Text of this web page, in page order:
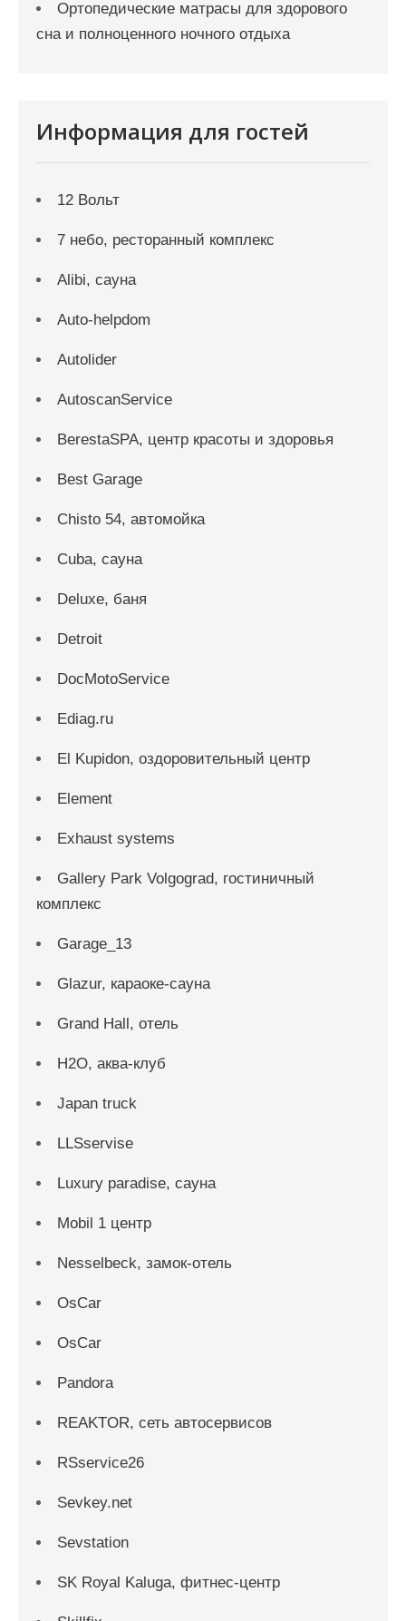
Ортопедические матрасы для здорового
сна и полноценного ночного отдыха
Информация для гостей
12 Вольт
7 небо, ресторанный комплекс
Alibi, сауна
Auto-helpdom
Autolider
AutoscanService
BerestaSPA, центр красоты и здоровья
Best Garage
Chisto 54, автомойка
Cuba, сауна
Deluxe, баня
Detroit
DocMotoService
Ediag.ru
El Kupidon, оздоровительный центр
Element
Exhaust systems
Gallery Park Volgograd, гостиничный
комплекс
Garage_13
Glazur, караоке-сауна
Grand Hall, отель
H2O, аква-клуб
Japan truck
LLSservise
Luxury paradise, сауна
Mobil 1 центр
Nesselbeck, замок-отель
OsCar
OsCar
Pandora
REAKTOR, сеть автосервисов
RSservice26
Sevkey.net
Sevstation
SK Royal Kaluga, фитнес-центр